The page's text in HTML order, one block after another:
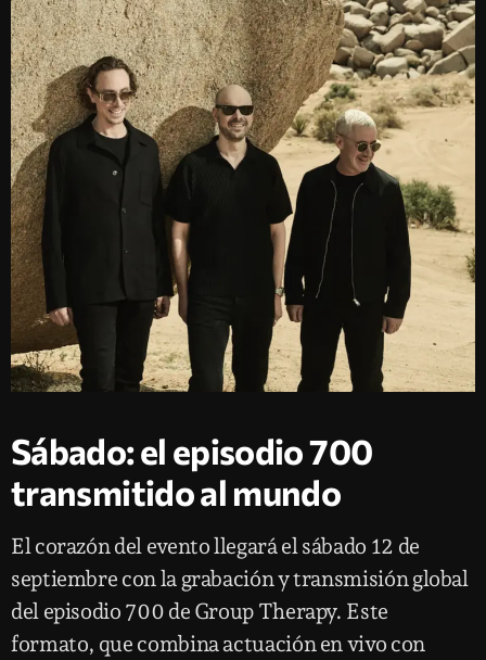
Sábado: el episodio 700
transmitido al mundo
El corazón del evento llegará el sábado 12 de
septiembre con la grabación y transmisión global
del episodio 700 de Group Therapy. Este
formato, que combina actuación en vivo con